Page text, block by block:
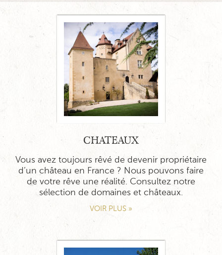
CHATEAUX
Vous avez toujours rêvé de devenir propriétaire
d’un château en France ? Nous pouvons faire
de votre rêve une réalité. Consultez notre
sélection de domaines et châteaux.
VOIR PLUS »